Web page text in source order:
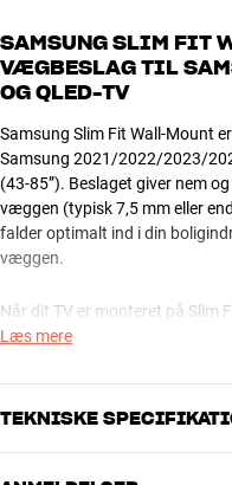
SAMSUNG SLIM FIT
VÆGBESLAG TIL
OG QLED-TV
Samsung Slim Fit Wall-Mount
Samsung 2021/2022/2023/
(43-85”). Beslaget giver nem
væggen (typisk 7,5 mm eller
falder optimalt ind i din
væggen.
Når dit TV er monteret på Slim
vandrette hældning med 10-15
bøjler vippe TV’et lidt ud fra
bagsiden, for eksempel for at
Læs mere
TEKNISKE